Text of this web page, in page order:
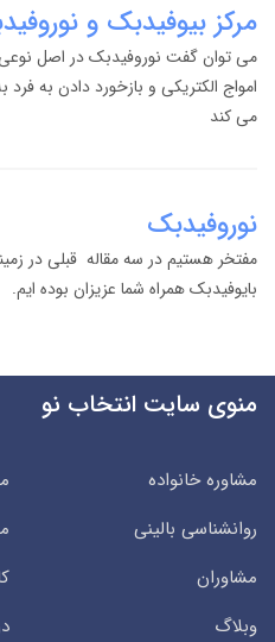
مرکز بیوفیدبک و
می توان گفت نوروفیدبک در اصل
امواج الکتریکی و بازخورد دادن به
می کند
نوروفیدبک
مفتخر هستیم در سه مقاله قبلی در
بایوفیدبک همراه شما عزیزان بوده ایم.
منوی سایت انتخاب نو
مشاوره خانواده
روانشناسی بالینی
مشاوران
وبلاگ